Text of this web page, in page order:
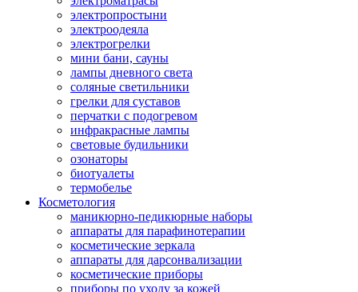
электропростыни
электроодеяла
электрогрелки
мини бани, сауны
лампы дневного света
соляные светильники
грелки для суставов
перчатки с подогревом
инфракрасные лампы
световые будильники
озонаторы
биотуалеты
термобелье
Косметология
маникюрно-педикюрные наборы
аппараты для парафинотерапии
косметические зеркала
аппараты для дарсонвализации
косметические приборы
приборы по уходу за кожей